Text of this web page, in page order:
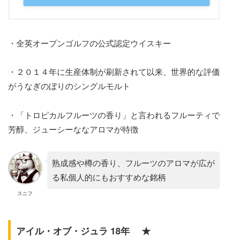
・全英オープンゴルフの公式認定ウイスキー
・２０１４年に生産体制が刷新されて以来、世界的な評価
がうなぎのぼりのシングルモルト
・「トロピカルフルーツの香り」と言われるフルーティで
芳醇、ジューシーななアロマが特徴
スニフ
熟成感や樽の香り、フルーツのアロマが広が
る私個人的にもおすすめな銘柄
アイル・オブ・ジュラ 18年 ★